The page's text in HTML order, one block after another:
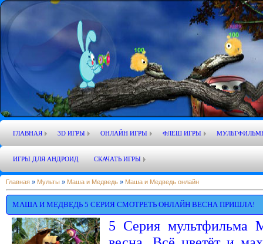
ГЛАВНАЯ 3D ИГРЫ ОНЛАЙН ИГРЫ ФЛЕШ ИГРЫ
ИГРЫ ДЛЯ АНДРОИД СКАЧАТЬ ИГРЫ
Главная » Мульты » Маша и Медведь » Маша и Медведь онлайн
МАША И МЕДВЕДЬ 5 СЕРИЯ СМОТРЕТЬ ОНЛАЙН ВЕСНА ПРИШЛА!
5 Серия